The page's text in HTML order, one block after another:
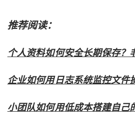
推荐阅读：
个人资料如何安全长期保存？
企业如何用日志系统监控文件
小团队如何用低成本搭建自己